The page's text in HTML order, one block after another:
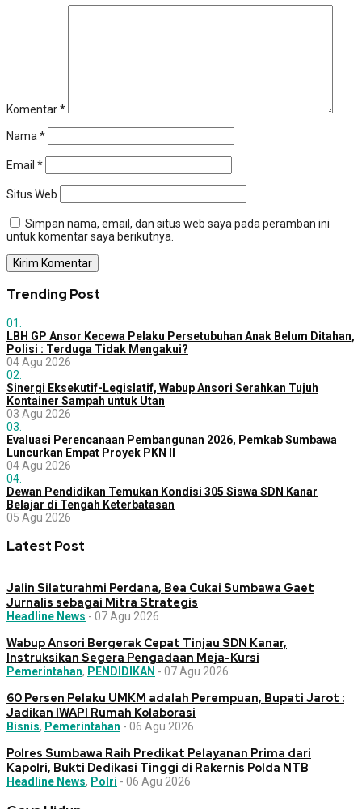
Komentar*
Nama *
Email *
Situs Web
Simpan nama, email, dan situs web saya pada peramban ini
untuk komentar saya berikutnya.
Trending Post
01.
LBH GP Ansor Kecewa Pelaku Persetubuhan Anak Belum Ditahan,
Polisi : Terduga Tidak Mengakui?
04 Agu 2026
02.
Sinergi Eksekutif-Legislatif, Wabup Ansori Serahkan Tujuh
Kontainer Sampah untuk Utan
03 Agu 2026
03.
Evaluasi Perencanaan Pembangunan 2026, Pemkab Sumbawa
Luncurkan Empat Proyek PKN II
04 Agu 2026
04.
Dewan Pendidikan Temukan Kondisi 305 Siswa SDN Kanar
Belajar di Tengah Keterbatasan
05 Agu 2026
Latest Post
Jalin Silaturahmi Perdana, Bea Cukai Sumbawa Gaet
Jurnalis sebagai Mitra Strategis
Headline News - 07 Agu 2026
Wabup Ansori Bergerak Cepat Tinjau SDN Kanar,
Instruksikan Segera Pengadaan Meja-Kursi
Pemerintahan, PENDIDIKAN - 07 Agu 2026
60 Persen Pelaku UMKM adalah Perempuan, Bupati Jarot :
Jadikan IWAPI Rumah Kolaborasi
Bisnis, Pemerintahan - 06 Agu 2026
Polres Sumbawa Raih Predikat Pelayanan Prima dari
Kapolri, Bukti Dedikasi Tinggi di Rakernis Polda NTB
Headline News, Polri - 06 Agu 2026